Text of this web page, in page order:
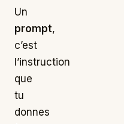
Un
prompt,
c’est
l’instruction
que
tu
donnes